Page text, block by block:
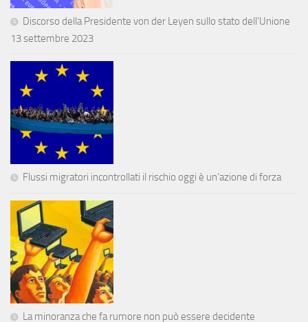
Discorso della Presidente von der Leyen sullo stato dell’Unione
13 settembre 2023
Flussi migratori incontrollati il rischio oggi è un’azione di forza
La minoranza che fa rumore non può essere decidente